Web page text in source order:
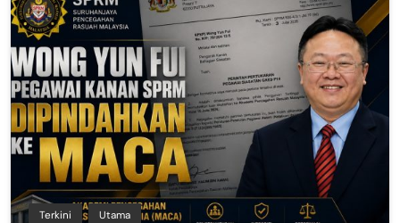
Terkini Utama